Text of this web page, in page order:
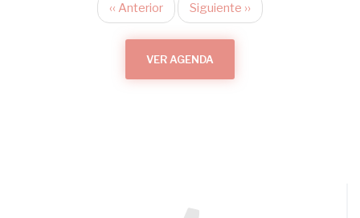
Paginación
‹‹ Anterior Siguiente ››
VER AGENDA